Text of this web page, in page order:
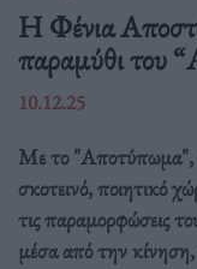
Η Φένια
παραμύθι του
10.12.25
Με το "Αποτύπωμα",
σκοτεινό, ποιητικό
τις παραμορφώσεις
μέσα από την